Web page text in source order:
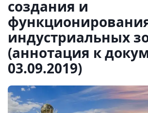
создания и
индустриальных
(аннотация к
03.09.2019)